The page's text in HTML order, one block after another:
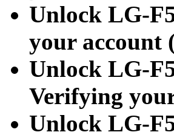
Unlock LG-
your account
Unlock LG-
Verifying
Unlock LG-